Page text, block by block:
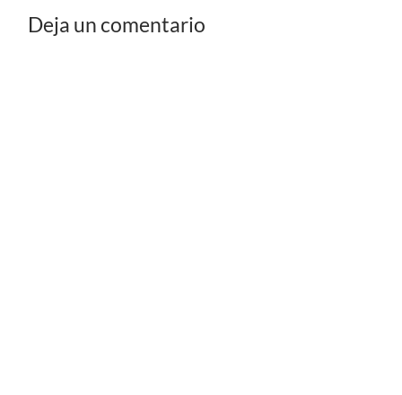
Deja un comentario